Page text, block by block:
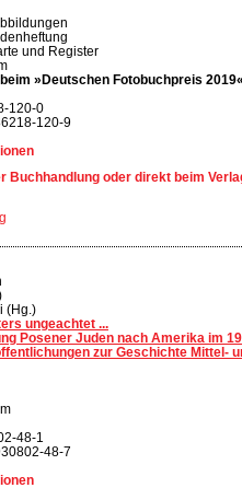
und Register
»Deutschen Fotobuchpreis
120-0
120-9
Buchhandlung oder direkt beim
(Hg.)
ungeachtet ...
Posener Juden nach Amerika im
zur Geschichte Mittel-
48-1
48-7